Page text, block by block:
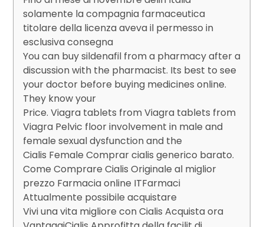
solamente la compagnia farmaceutica
titolare della licenza aveva il permesso in
esclusiva consegna
You can buy sildenafil from a pharmacy after a
discussion with the pharmacist. Its best to see
your doctor before buying medicines online.
They know your
Price. Viagra tablets from Viagra tablets from
Viagra Pelvic floor involvement in male and
female sexual dysfunction and the
Cialis Female Comprar cialis generico barato.
Come Comprare Cialis Originale al miglior
prezzo Farmacia online ITFarmaci
Attualmente possibile acquistare
Vivi una vita migliore con Cialis Acquista ora